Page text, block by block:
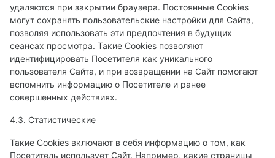
удаляются при закрытии браузера. Постоянные Сookies
могут сохранять пользовательские настройки для Сайта,
позволяя использовать эти предпочтения в будущих
сеансах просмотра. Такие Cookies позволяют
идентифицировать Посетителя как уникального
пользователя Сайта, и при возвращении на Сайт помогают
вспомнить информацию о Посетителе и ранее
совершенных действиях.
4.3. Статистические
Такие Cookies включают в себя информацию о том, как
Посетитель использует Сайт. Например, какие страницы